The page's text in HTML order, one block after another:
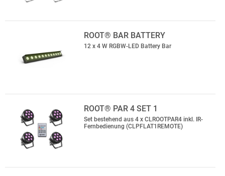
ROOT® BAR BATTERY
12 x 4 W RGBW-LED Battery Bar
ROOT® PAR 4 SET 1
Set bestehend aus 4 x CLROOTPAR4 inkl. IR-
Fernbedienung (CLPFLAT1REMOTE)